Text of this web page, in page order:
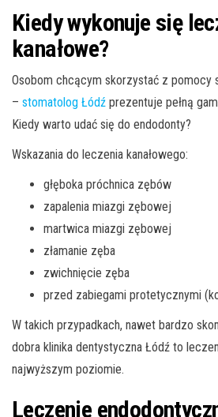
Kiedy wykonuje się
kanałowe?
Osobom chcącym skorzystać z pomocy
– stomatolog Łódź prezentuje pełną
Kiedy warto udać się do endodonty?
Wskazania do leczenia kanałowego:
głęboka próchnica zębów
zapalenia miazgi zębowej
martwica miazgi zębowej
złamanie zęba
zwichnięcie zęba
przed zabiegami protetycznymi
W takich przypadkach, nawet bardzo
dobra klinika dentystyczna Łódź to
najwyższym poziomie.
Leczenie